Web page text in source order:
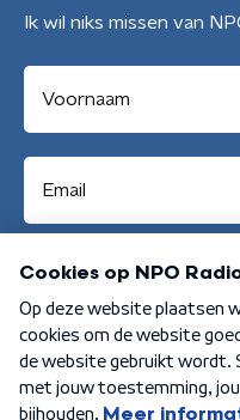
Ik wil niks missen van
Algemene voorwaarden